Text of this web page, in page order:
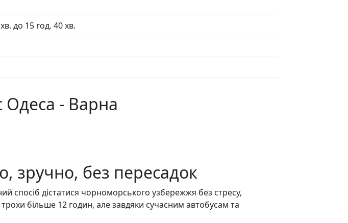
до 15 год. 40 хв.
Одеса - Варна
зручно, без пересадок
спосіб дістатися чорноморського узбережжя без стресу,
більше 12 годин, але завдяки сучасним автобусам та